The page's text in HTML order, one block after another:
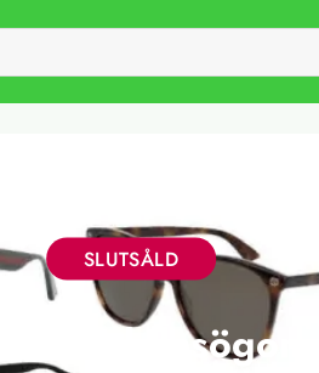
SLUTSÅLD
Solglasögon